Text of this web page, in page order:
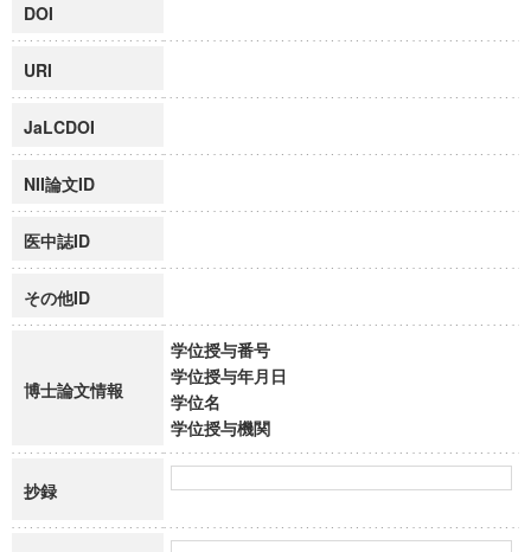
DOI
URI
JaLCDOI
NII論文ID
医中誌ID
その他ID
博士論文情報
学位授与番号
学位授与年月日
学位名
学位授与機関
抄録